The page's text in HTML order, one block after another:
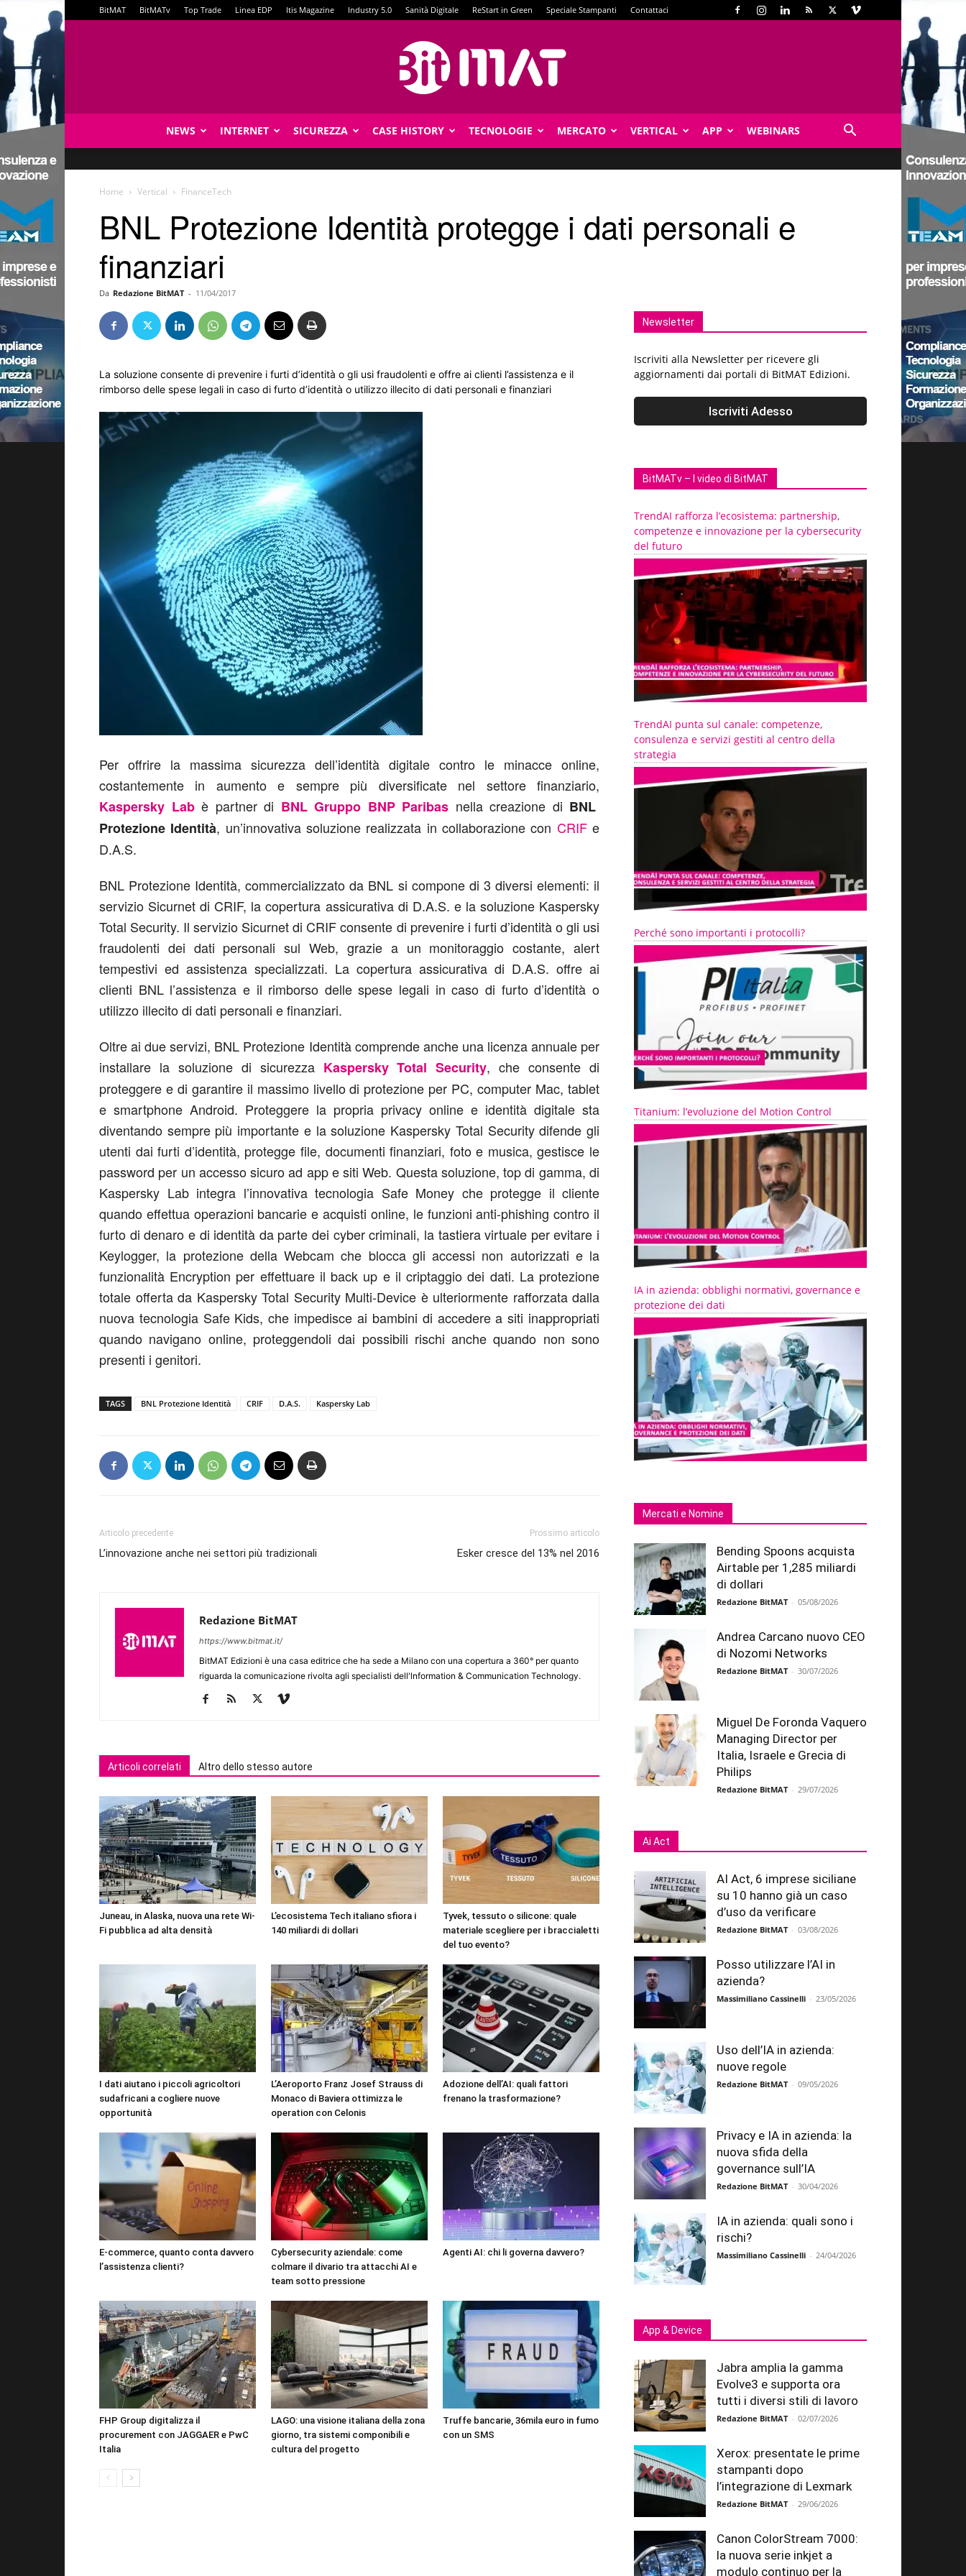
BitMAT BitMATv Top Trade Linea EDP Itis Magazine Industry 5.0 Sanità Digitale ReStart in Green Speciale Stampanti Contattaci
NEWS INTERNET SICUREZZA CASE HISTORY TECNOLOGIE MERCATO VERTICAL APP WEBINARS
Home Vertical FinanceTech
BNL Protezione Identità protegge i dati personali e
finanziari
Da Redazione BitMAT - 11/04/2017
La soluzione consente di prevenire i furti d’identità o gli usi fraudolenti e offre ai clienti l’assistenza e il
rimborso delle spese legali in caso di furto d’identità o utilizzo illecito di dati personali e finanziari
Per offrire la massima sicurezza dell’identità digitale contro le minacce online,
costantemente in aumento e sempre più diversificate nel settore finanziario,
Kaspersky Labè partner di BNL Gruppo BNP Paribas nella creazione di BNL
Protezione Identità, un’innovativa soluzione realizzata in collaborazione con CRIFe
D.A.S.
BNL Protezione Identità, commercializzato da BNL si compone di 3 diversi elementi: il
servizio Sicurnet di CRIF, la copertura assicurativa di D.A.S. e la soluzione Kaspersky
Total Security. Il servizio Sicurnet di CRIF consente di prevenire i furti d’identità o gli usi
fraudolenti dei dati personali sul Web, grazie a un monitoraggio costante, alert
tempestivi ed assistenza specializzati. La copertura assicurativa di D.A.S. offre ai
clienti BNL l’assistenza e il rimborso delle spese legali in caso di furto d’identità o
utilizzo illecito di dati personali e finanziari.
Oltre ai due servizi, BNL Protezione Identità comprende anche una licenza annuale per
installare la soluzione di sicurezza Kaspersky Total Security, che consente di
proteggere e di garantire il massimo livello di protezione per PC, computer Mac, tablet
e smartphone Android. Proteggere la propria privacy online e identità digitale sta
diventando sempre più importante e la soluzione Kaspersky Total Security difende gli
utenti dai furti d’identità, protegge file, documenti finanziari, foto e musica, gestisce le
password per un accesso sicuro ad app e siti Web. Questa soluzione, top di gamma, di
Kaspersky Lab integra l’innovativa tecnologia Safe Money che protegge il cliente
quando effettua operazioni bancarie e acquisti online, le funzioni anti-phishing contro il
furto di denaro e di identità da parte dei cyber criminali, la tastiera virtuale per evitare i
Keylogger, la protezione della Webcam che blocca gli accessi non autorizzati e la
funzionalità Encryption per effettuare il back up e il criptaggio dei dati. La protezione
totale offerta da Kaspersky Total Security Multi-Device è ulteriormente rafforzata dalla
nuova tecnologia Safe Kids, che impedisce ai bambini di accedere a siti inappropriati
quando navigano online, proteggendoli dai possibili rischi anche quando non sono
presenti i genitori.
TAGS BNL Protezione Identità CRIF D.A.S. Kaspersky Lab
Articolo precedente
L’innovazione anche nei settori più tradizionali
Prossimo articolo
Esker cresce del 13% nel 2016
Redazione BitMAT
https://www.bitmat.it/
BitMAT Edizioni è una casa editrice che ha sede a Milano con una copertura a 360° per quanto
riguarda la comunicazione rivolta agli specialisti dell'lnformation & Communication Technology.
Articoli correlati Altro dello stesso autore
Juneau, in Alaska, nuova una rete Wi-
Fi pubblica ad alta densità
L’ecosistema Tech italiano sfiora i
140 miliardi di dollari
Tyvek, tessuto o silicone: quale
materiale scegliere per i braccialetti
del tuo evento?
I dati aiutano i piccoli agricoltori
sudafricani a cogliere nuove
opportunità
L’Aeroporto Franz Josef Strauss di
Monaco di Baviera ottimizza le
operation con Celonis
Adozione dell’AI: quali fattori
frenano la trasformazione?
E-commerce, quanto conta davvero
l’assistenza clienti?
Cybersecurity aziendale: come
colmare il divario tra attacchi AI e
team sotto pressione
Agenti AI: chi li governa davvero?
FHP Group digitalizza il
procurement con JAGGAER e PwC
Italia
LAGO: una visione italiana della zona
giorno, tra sistemi componibili e
cultura del progetto
Truffe bancarie, 36mila euro in fumo
con un SMS
Newsletter
Iscriviti alla Newsletter per ricevere gli
aggiornamenti dai portali di BitMAT Edizioni.
BitMATv – I video di BitMAT
TrendAI rafforza l’ecosistema: partnership,
competenze e innovazione per la cybersecurity
del futuro
TrendAI punta sul canale: competenze,
consulenza e servizi gestiti al centro della
strategia
Perché sono importanti i protocolli?
Titanium: l’evoluzione del Motion Control
IA in azienda: obblighi normativi, governance e
protezione dei dati
Mercati e Nomine
Bending Spoons acquista
Airtable per 1,285 miliardi
di dollari
Redazione BitMAT - 05/08/2026
Andrea Carcano nuovo CEO
di Nozomi Networks
Redazione BitMAT - 30/07/2026
Miguel De Foronda Vaquero
Managing Director per
Italia, Israele e Grecia di
Philips
Redazione BitMAT - 29/07/2026
Ai Act
AI Act, 6 imprese siciliane
su 10 hanno già un caso
d’uso da verificare
Redazione BitMAT - 03/08/2026
Posso utilizzare l’AI in
azienda?
Massimiliano Cassinelli - 23/05/2026
Uso dell’IA in azienda:
nuove regole
Redazione BitMAT - 09/05/2026
Privacy e IA in azienda: la
nuova sfida della
governance sull’IA
Redazione BitMAT - 30/04/2026
IA in azienda: quali sono i
rischi?
Massimiliano Cassinelli - 24/04/2026
App & Device
Jabra amplia la gamma
Evolve3 e supporta ora
tutti i diversi stili di lavoro
Redazione BitMAT - 02/07/2026
Xerox: presentate le prime
stampanti dopo
l’integrazione di Lexmark
Redazione BitMAT - 29/06/2026
Canon ColorStream 7000:
la nuova serie inkjet a
modulo continuo per la